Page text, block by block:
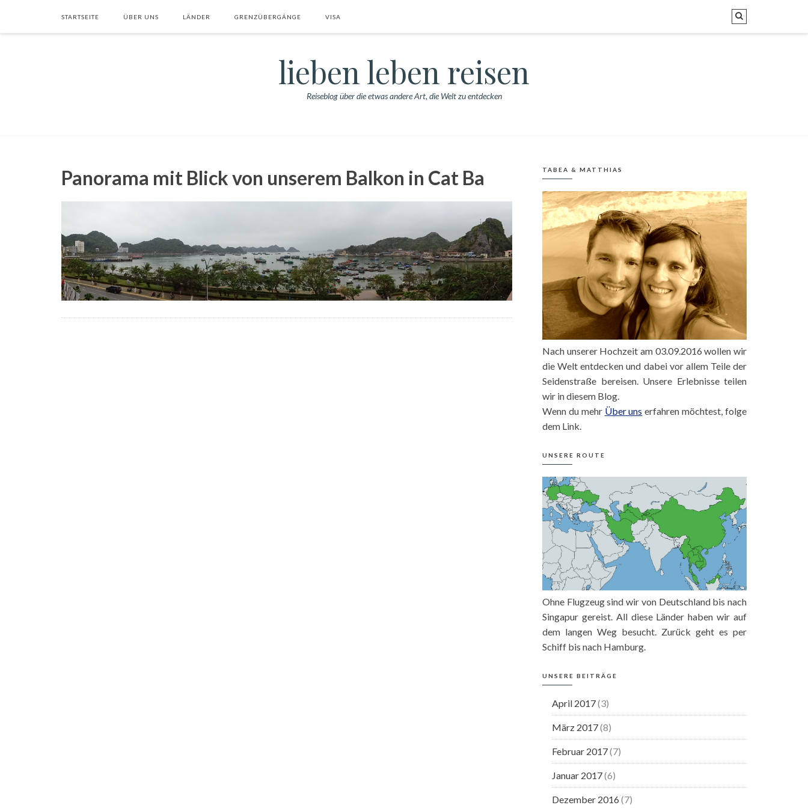
STARTSEITE ÜBER UNS LÄNDER GRENZÜBERGÄNGE VISA
lieben leben reisen
Reiseblog über die etwas andere Art, die Welt zu entdecken
Panorama mit Blick von unserem Balkon in Cat Ba TABEA & MATTHIAS
Nach unserer Hochzeit am 03.09.2016 wollen wir
die Welt entdecken und dabei vor allem Teile der
Seidenstraße bereisen. Unsere Erlebnisse teilen
wir in diesem Blog.
Wenn du mehr Über uns erfahren möchtest, folge
dem Link.
UNSERE ROUTE
Ohne Flugzeug sind wir von Deutschland bis nach
Singapur gereist. All diese Länder haben wir auf
dem langen Weg besucht. Zurück geht es per
Schiff bis nach Hamburg.
UNSERE BEITRÄGE
April 2017(3)
März 2017(8)
Februar 2017(7)
Januar 2017(6)
Dezember 2016 (7)